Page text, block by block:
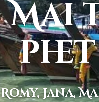
Mai
Romy, Jana,